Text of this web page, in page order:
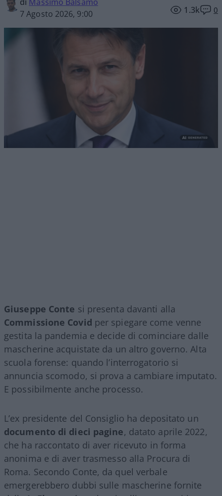
7 Agosto 2026, 9:00
1.3k 0
Giuseppe Conte si presenta davanti alla
Commissione Covid per spiegare come venne
gestita la pandemia e decide di cominciare dalle
mascherine acquistate da un altro governo. Alta
scuola forense: quando l’interrogatorio si
annuncia scomodo, si prova a cambiare imputato.
E possibilmente anche processo.
L’ex presidente del Consiglio ha depositato un
documento di dieci pagine, datato aprile 2022,
che ha raccontato di aver ricevuto in forma
anonima e di aver trasmesso alla Procura di
Roma. Secondo Conte, da quel verbale
emergerebbero dubbi sulle mascherine fornite